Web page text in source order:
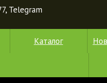
Telegram
Каталог